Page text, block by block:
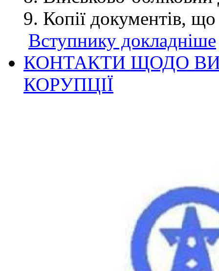
Копії документів,
Вступнику докладніше
КОНТАКТИ ЩОДО
КОРУПЦІЇ